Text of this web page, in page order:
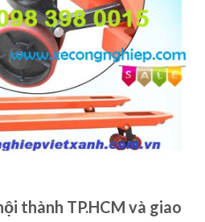
thành TP.HCM và giao